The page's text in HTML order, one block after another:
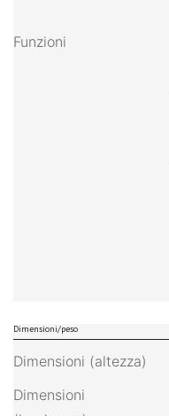
Funzioni
Dimensioni/peso
Dimensioni (altezza)
Dimensioni